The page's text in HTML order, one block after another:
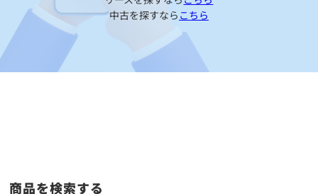
中古を探すなら こちら
商品を検索する